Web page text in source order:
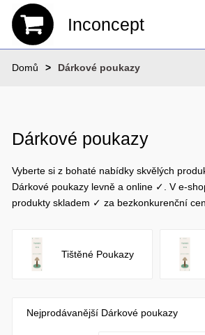
Inconcept
Domů Dárkové poukazy
Dárkové poukazy
Vyberte si z bohaté nabídky skvělých
Dárkové poukazy levně a online ✓. V e-
produkty skladem ✓ za bezkonkurenční
Tištěné Poukazy
Nejprodávanější Dárkové poukazy